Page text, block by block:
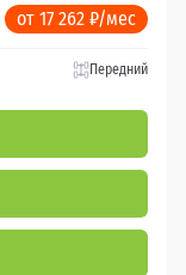
от 17 262 ₽/мес
Передний